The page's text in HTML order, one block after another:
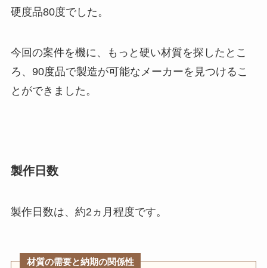
硬度品80度でした。
今回の案件を機に、もっと硬い材質を探したとこ
ろ、90度品で製造が可能なメーカーを見つけるこ
とができました。
製作日数
製作日数は、約2ヵ月程度です。
材質の需要と納期の関係性